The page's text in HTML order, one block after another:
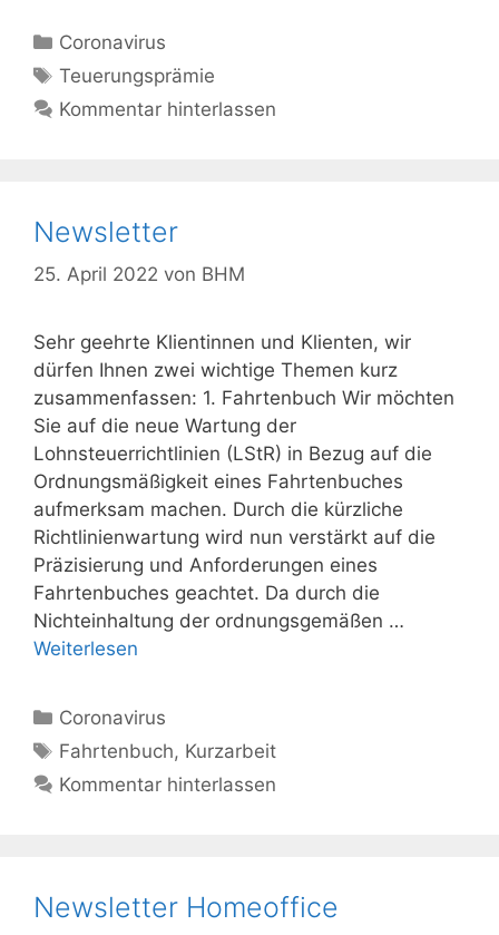
Kategorien
Coronavirus
Schlagwörter
Teuerungsprämie
Kommentar hinterlassen
Newsletter
25. April 2022 von BHM
Sehr geehrte Klientinnen und Klienten, wir
dürfen Ihnen zwei wichtige Themen kurz
zusammenfassen: 1. Fahrtenbuch Wir möchten
Sie auf die neue Wartung der
Lohnsteuerrichtlinien (LStR) in Bezug auf die
Ordnungsmäßigkeit eines Fahrtenbuches
aufmerksam machen. Durch die kürzliche
Richtlinienwartung wird nun verstärkt auf die
Präzisierung und Anforderungen eines
Fahrtenbuches geachtet. Da durch die
Nichteinhaltung der ordnungsgemäßen …
Weiterlesen
Kategorien
Coronavirus
Schlagwörter
Fahrtenbuch, Kurzarbeit
Kommentar hinterlassen
Newsletter Homeoffice